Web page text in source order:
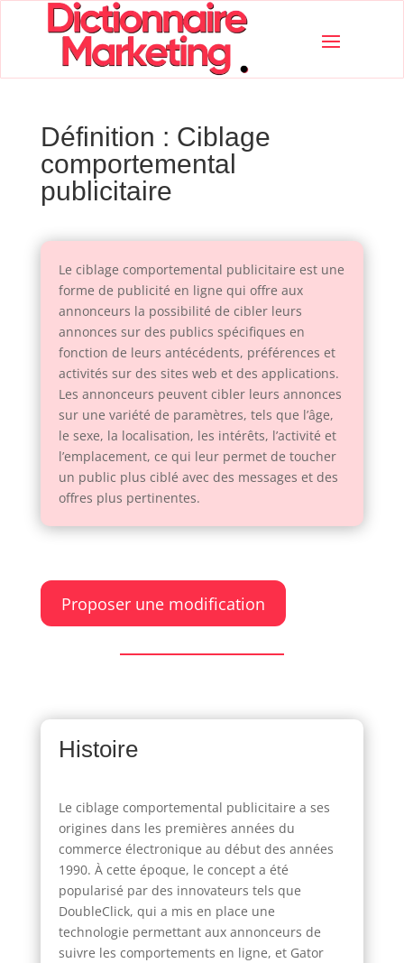
Définition : Ciblage
comportemental
publicitaire
Le ciblage comportemental publicitaire est une
forme de publicité en ligne qui offre aux
annonceurs la possibilité de cibler leurs
annonces sur des publics spécifiques en
fonction de leurs antécédents, préférences et
activités sur des sites web et des applications.
Les annonceurs peuvent cibler leurs annonces
sur une variété de paramètres, tels que l’âge,
le sexe, la localisation, les intérêts, l’activité et
l’emplacement, ce qui leur permet de toucher
un public plus ciblé avec des messages et des
offres plus pertinentes.
Proposer une modification
Histoire
Le ciblage comportemental publicitaire a ses
origines dans les premières années du
commerce électronique au début des années
1990. À cette époque, le concept a été
popularisé par des innovateurs tels que
DoubleClick, qui a mis en place une
technologie permettant aux annonceurs de
suivre les comportements en ligne, et Gator